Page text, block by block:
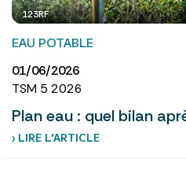
123RF
EAU POTABLE
01/06/2026
TSM 5 2026
Plan eau : quel bilan
› LIRE L’ARTICLE